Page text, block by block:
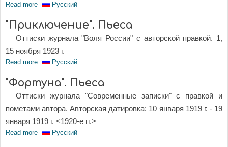
Read more about "Феникс". Пьеса
Русский
"Приключение". Пьеса
Оттиски журнала "Воля России" с авторской правкой. 1,
15 ноября 1923 г.
Read more about "Приключение". Пьеса
Русский
"Фортуна". Пьеса
Оттиски журнала "Современные записки" с правкой и
пометами автора. Авторская датировка: 10 января 1919 г. - 19
января 1919 г. <1920-е гг.>
Read more about "Фортуна". Пьеса
Русский